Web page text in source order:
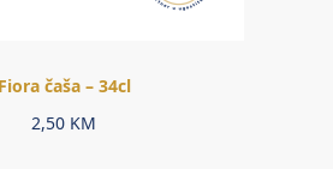
Fiora čaša – 34cl
2,50 KM